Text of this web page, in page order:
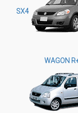
SX4
WAGON